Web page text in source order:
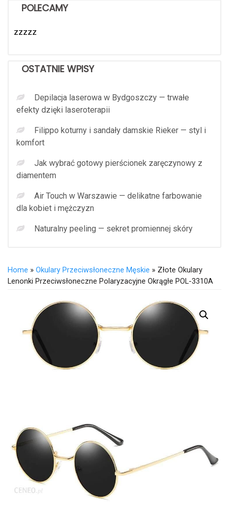
POLECAMY
zzzzz
OSTATNIE WPISY
Depilacja laserowa w Bydgoszczy — trwałe
efekty dzięki laseroterapii
Filippo koturny i sandały damskie Rieker — styl i
komfort
Jak wybrać gotowy pierścionek zaręczynowy z
diamentem
Air Touch w Warszawie — delikatne farbowanie
dla kobiet i mężczyzn
Naturalny peeling — sekret promiennej skóry
Home » Okulary Przeciwsłoneczne Męskie » Złote Okulary
Lenonki Przeciwsłoneczne Polaryzacyjne Okrągłe POL-3310A